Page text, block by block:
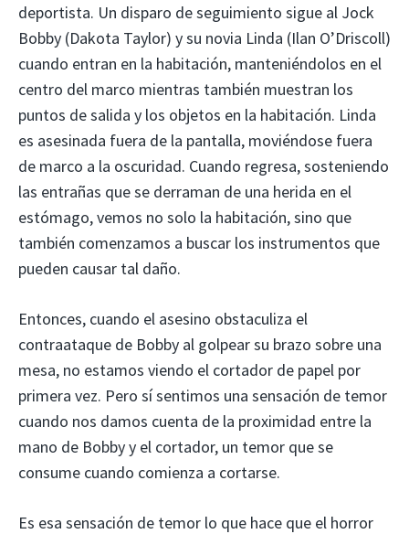
deportista. Un disparo de seguimiento sigue al Jock
Bobby (Dakota Taylor) y su novia Linda (Ilan O’Driscoll)
cuando entran en la habitación, manteniéndolos en el
centro del marco mientras también muestran los
puntos de salida y los objetos en la habitación. Linda
es asesinada fuera de la pantalla, moviéndose fuera
de marco a la oscuridad. Cuando regresa, sosteniendo
las entrañas que se derraman de una herida en el
estómago, vemos no solo la habitación, sino que
también comenzamos a buscar los instrumentos que
pueden causar tal daño.
Entonces, cuando el asesino obstaculiza el
contraataque de Bobby al golpear su brazo sobre una
mesa, no estamos viendo el cortador de papel por
primera vez. Pero sí sentimos una sensación de temor
cuando nos damos cuenta de la proximidad entre la
mano de Bobby y el cortador, un temor que se
consume cuando comienza a cortarse.
Es esa sensación de temor lo que hace que el horror